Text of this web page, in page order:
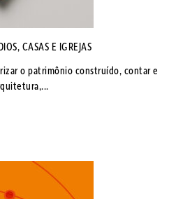
CASAS E IGREJAS
o patrimônio construído, contar e